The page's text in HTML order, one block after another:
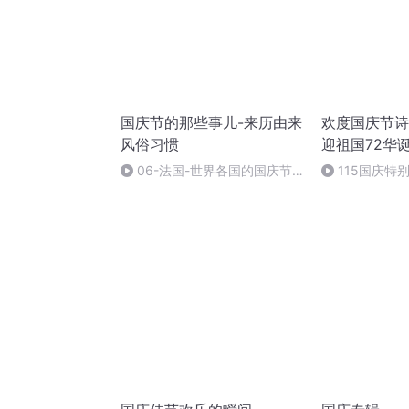
国庆节的那些事儿-来历由来
风俗习惯
06-法国-世界各国的国庆节-
欢度国庆节
迎祖国72华
115国庆特